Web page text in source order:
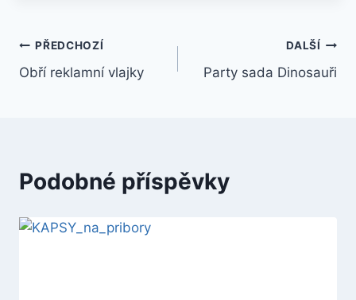
PŘEDCHOZÍ
Obří reklamní vlajky
DALŠÍ
Party sada Dinosauři
Podobné příspěvky